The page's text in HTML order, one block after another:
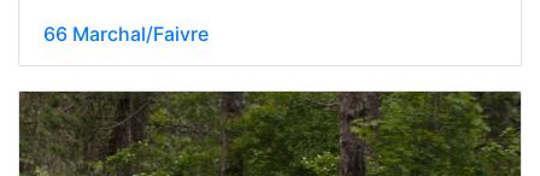
66 Marchal/Faivre